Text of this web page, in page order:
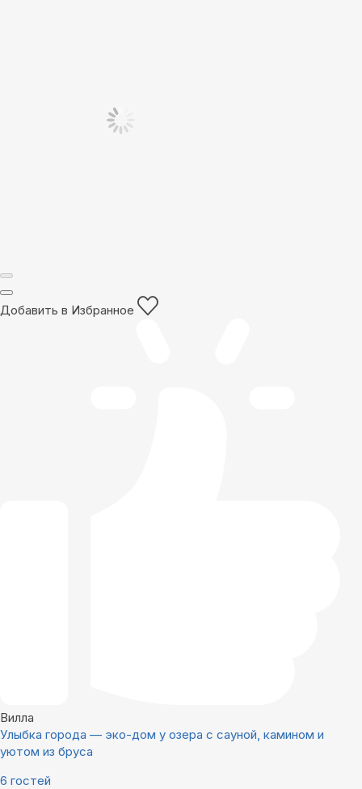
Добавить в Избранное
Вилла
Улыбка города — эко-дом у озера с сауной, камином и
уютом из бруса
6 гостей